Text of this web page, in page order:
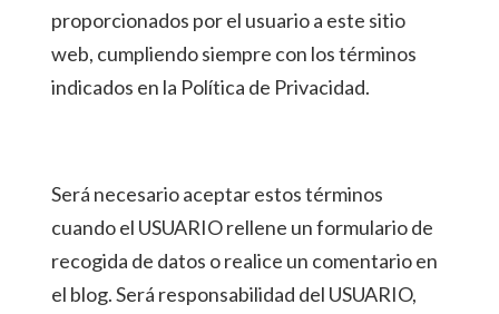
proporcionados por el usuario a este sitio
web, cumpliendo siempre con los términos
indicados en la Política de Privacidad.
Será necesario aceptar estos términos
cuando el USUARIO rellene un formulario de
recogida de datos o realice un comentario en
el blog. Será responsabilidad del USUARIO,